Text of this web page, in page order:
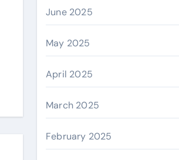
June 2025
May 2025
April 2025
March 2025
February 2025